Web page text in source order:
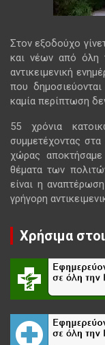
Στον εξοδούχο
και νέων από όλη
αντικειμενική
που
καμία περίπτωση
55 χρόνια
συμμετέχοντας
χώρας
θέματα των
είναι η
γρήγορη
Χρήσιμα